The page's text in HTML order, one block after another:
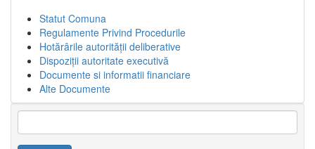
Statut Comuna
Regulamente Privind Procedurile
Hotărârile autorității deliberative
Dispoziții autoritate executivă
Documente si informatii financiare
Alte Documente